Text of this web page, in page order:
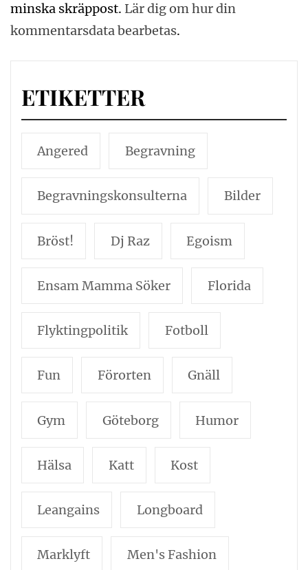
minska skräppost. Lär dig om hur din
kommentarsdata bearbetas.
ETIKETTER
Angered Begravning
Begravningskonsulterna Bilder
Bröst! Dj Raz Egoism
Ensam Mamma Söker Florida
Flyktingpolitik Fotboll
Fun Förorten Gnäll
Gym Göteborg Humor
Hälsa Katt Kost
Leangains Longboard
Marklyft Men's Fashion